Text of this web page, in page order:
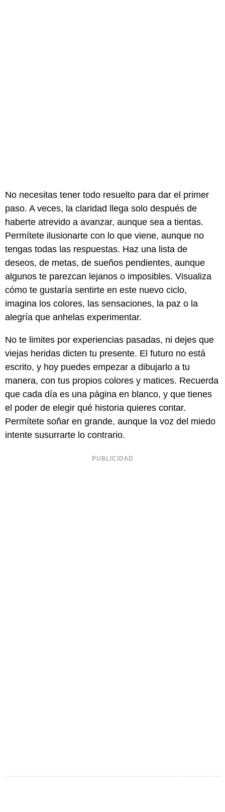
No necesitas tener todo resuelto para dar el primer
paso. A veces, la claridad llega solo después de
haberte atrevido a avanzar, aunque sea a tientas.
Permítete ilusionarte con lo que viene, aunque no
tengas todas las respuestas. Haz una lista de
deseos, de metas, de sueños pendientes, aunque
algunos te parezcan lejanos o imposibles. Visualiza
cómo te gustaría sentirte en este nuevo ciclo,
imagina los colores, las sensaciones, la paz o la
alegría que anhelas experimentar.
No te limites por experiencias pasadas, ni dejes que
viejas heridas dicten tu presente. El futuro no está
escrito, y hoy puedes empezar a dibujarlo a tu
manera, con tus propios colores y matices. Recuerda
que cada día es una página en blanco, y que tienes
el poder de elegir qué historia quieres contar.
Permítete soñar en grande, aunque la voz del miedo
intente susurrarte lo contrario.